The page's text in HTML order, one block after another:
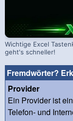
Wichtige Excel
geht's schneller!
Fremdwörter?
Provider
Ein Provider ist
Telefon- und